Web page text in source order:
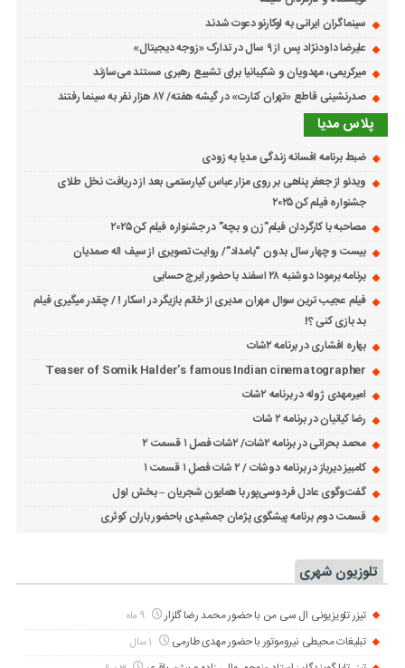
سینماگران ایرانی به لوکارنو دعوت شدند
علیرضا داودنژاد پس از ۹ سال در تدارک «زوجه دیجیتال»
میرکریمی، مهدویان و شکیبانیا برای تشییع رهبری مستند می‌سازند
صدرنشینی قاطع «تهران کنارت» در گیشه هفته/ ۸۷ هزار نفر به سینما رفتند
پلاس مدیا
ضبط برنامه افسانه زندگی مدیا به زودی
ویدئو از جعفر پناهی بر روی مزار عباس کیارستمی بعد از دریافت نخل طلای
جشنواره فیلم کن ۲۰۲۵
مصاحبه با کارگردان فیلم”زن و بچه” در جشنواره فیلم کن ۲۰۲۵
بیست و چهار سال بدون “بامداد”/ روایت تصویری از سیف اله صمدیان
برنامه برمودا دوشنبه ۲۸ اسفند با حضور ایرج حسابی
فیلم عجیب ترین سوال مهران مدیری از خانم بازیگر در اسکار ! / چقدر میگیری فیلم
بد بازی کنی ؟!
بهاره افشاری در برنامه ۲شات
Teaser of Somik Halder’s famous Indian cinematographer
امیرمهدی ژوله در برنامه ۲شات
رضا کیانیان در برنامه ۲ شات
محمد بحرانی در برنامه ۲شات/ ۲شات فصل ۱ قسمت ۲
کامبیز دیرباز در برنامه دوشات / ۲ شات فصل ۱ قسمت ۱
گفت‌وگوی عادل فردوسی‌پور با همایون شجریان – بخش اول
قسمت دوم برنامه پیشگوی پژمان جمشیدی باحضور باران کوثری
تلوزیون شهری
تیزر تلویزیونی ال سی من با حضور محمد رضا گلزار 9 ماه
تبلیغات محیطی نیروموتور با حضور مهدی طارمی